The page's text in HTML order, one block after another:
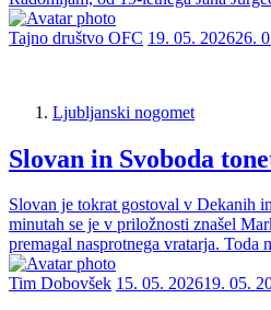
Tajno društvo OFC 19. 05. 202626.
Ljubljanski nogomet
Slovan in Svoboda
Slovan je tokrat gostoval v Dekanih
minutah se je v priložnosti znašel
premagal nasprotnega vratarja.
Tim Dobovšek 15. 05. 202619. 05.